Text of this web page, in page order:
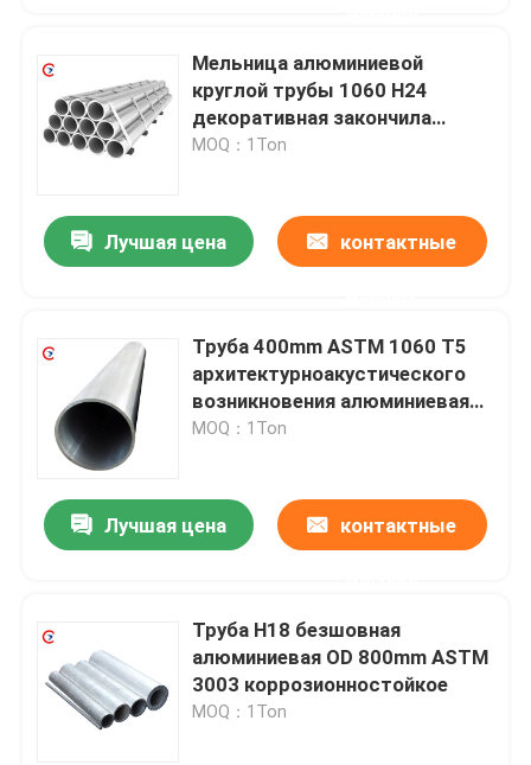
Мельница алюминиевой
круглой трубы 1060 H24
декоративная закончила
толщину 0.6mm
MOQ：1Ton
Лучшая цена контактные
Труба 400mm ASTM 1060 T5
архитектурноакустического
возникновения алюминиевая
круглая
MOQ：1Ton
Лучшая цена контактные
Труба H18 безшовная
алюминиевая OD 800mm ASTM
3003 коррозионностойкое
MOQ：1Ton